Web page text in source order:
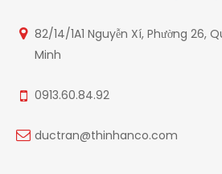
82/14/1A1 Nguyễn Xí, Phường 26,
Minh
0913.60.84.92
ductran@thinhanco.com